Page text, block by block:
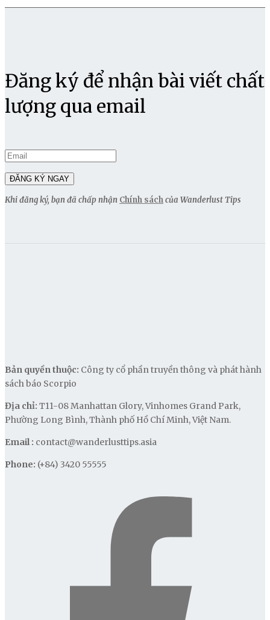
Đăng ký để nhận bài viết chất
lượng qua email
Khi đăng ký, bạn đã chấp nhận Chính sáchcủa Wanderlust Tips
Bản quyền thuộc: Công ty cổ phần truyền thông và phát hành
sách báo Scorpio
Địa chỉ: T11-08 Manhattan Glory, Vinhomes Grand Park,
Phường Long Bình, Thành phố Hồ Chí Minh, Việt Nam.
Email : contact@wanderlusttips.asia
Phone: (+84) 3420 55555